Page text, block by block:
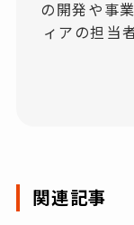
の開発や事
ィアの担当
関連記事